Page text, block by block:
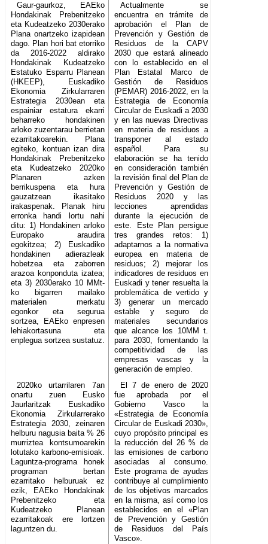
Gaur-gaurkoz, EAEko
Hondakinak Prebenitzeko
eta Kudeatzeko 2030erako
Plana onartzeko izapidean
dago. Plan hori bat etorriko
da 2016-2022 aldirako
Hondakinak Kudeatzeko
Estatuko Esparru Planean
(HKEEP), Euskadiko
Ekonomia Zirkularraren
Estrategia 2030ean eta
espainiar estatura ekarri
beharreko hondakinen
arloko zuzentarau berrietan
ezarritakoarekin. Plana
egiteko, kontuan izan dira
Hondakinak Prebenitzeko
eta Kudeatzeko 2020ko
Planaren azken
berrikuspena eta hura
gauzatzean ikasitako
irakaspenak. Planak hiru
erronka handi lortu nahi
ditu: 1) Hondakinen arloko
Europako araudira
egokitzea; 2) Euskadiko
hondakinen adierazleak
hobetzea eta zaborren
arazoa konponduta izatea;
eta 3) 2030erako 10 MMt-
ko bigarren mailako
materialen merkatu
egonkor eta segurua
sortzea, EAEko enpresen
lehiakortasuna eta
enplegua sortzea sustatuz.
Actualmente se
encuentra en trámite de
aprobación el Plan de
Prevención y Gestión de
Residuos de la CAPV
2030 que estará alineado
con lo establecido en el
Plan Estatal Marco de
Gestión de Residuos
(PEMAR) 2016-2022, en la
Estrategia de Economía
Circular de Euskadi a 2030
y en las nuevas Directivas
en materia de residuos a
transponer al estado
español. Para su
elaboración se ha tenido
en consideración también
la revisión final del Plan de
Prevención y Gestión de
Residuos 2020 y las
lecciones aprendidas
durante la ejecución de
este. Este Plan persigue
tres grandes retos: 1)
adaptarnos a la normativa
europea en materia de
residuos; 2) mejorar los
indicadores de residuos en
Euskadi y tener resuelta la
problemática de vertido y
3) generar un mercado
estable y seguro de
materiales secundarios
que alcance los 10MM t.
para 2030, fomentando la
competitividad de las
empresas vascas y la
generación de empleo.
2020ko urtarrilaren 7an
onartu zuen Eusko
Jaurlaritzak Euskadiko
Ekonomia Zirkularrerako
Estrategia 2030, zeinaren
helburu nagusia baita % 26
murriztea kontsumoarekin
lotutako karbono-emisioak.
Laguntza-programa honek
programan bertan
ezarritako helburuak ez
ezik, EAEko Hondakinak
Prebenitzeko eta
Kudeatzeko Planean
ezarritakoak ere lortzen
laguntzen du.
El 7 de enero de 2020
fue aprobada por el
Gobierno Vasco la
«Estrategia de Economía
Circular de Euskadi 2030»,
cuyo propósito principal es
la reducción del 26 % de
las emisiones de carbono
asociadas al consumo.
Este programa de ayudas
contribuye al cumplimiento
de los objetivos marcados
en la misma, así como los
establecidos en el «Plan
de Prevención y Gestión
de Residuos del País
Vasco».